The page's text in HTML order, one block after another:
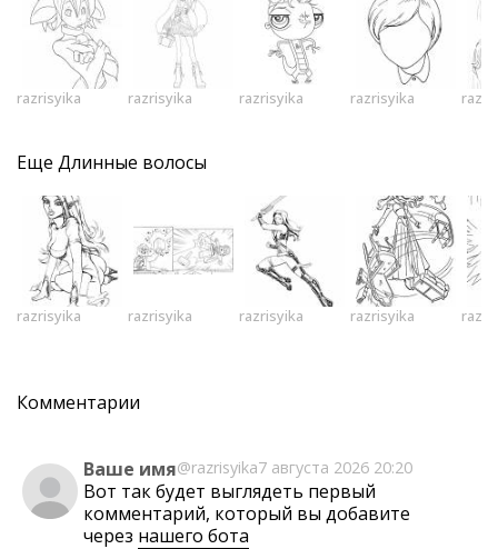
razrisyika razrisyika razrisyika razrisyika
Еще Длинные волосы
razrisyika razrisyika razrisyika razrisyika
Комментарии
Ваше имя@razrisyika7 августа 2026 20:20
Вот так будет выглядеть первый
комментарий, который вы добавите
через нашего бота